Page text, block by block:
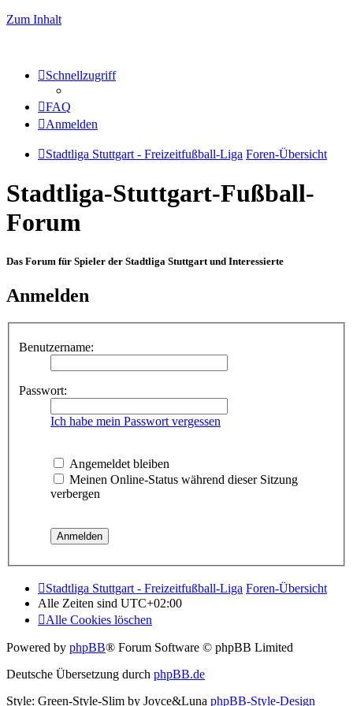
Zum Inhalt
Schnellzugriff
FAQ
Anmelden
Stadtliga Stuttgart - Freizeitfußball-Liga Foren-Übersicht
Stadtliga-Stuttgart-Fußball-
Forum
Das Forum für Spieler der Stadtliga Stuttgart und Interessierte
Anmelden
Benutzername:
Passwort:
Ich habe mein Passwort vergessen
Angemeldet bleiben
Meinen Online-Status während dieser Sitzung
verbergen
Stadtliga Stuttgart - Freizeitfußball-Liga Foren-Übersicht
Alle Zeiten sind UTC+02:00
Alle Cookies löschen
Powered by phpBB® Forum Software © phpBB Limited
Deutsche Übersetzung durch phpBB.de
Style: Green-Style-Slim by Joyce&Luna phpBB-Style-Design